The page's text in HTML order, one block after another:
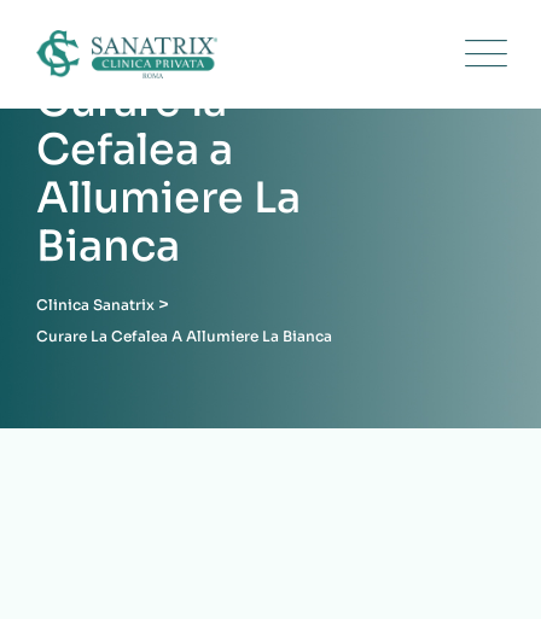
content
Curare la
Cefalea a
Allumiere La
Bianca
Clinica Sanatrix >
Curare La Cefalea A Allumiere La Bianca